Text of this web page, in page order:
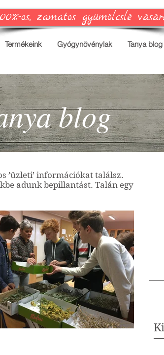
os, zamatos gyümölcslé
Termékeink Gyógynövénylak Tanya blog
blog
’üzleti’ információkat találsz.
adunk bepillantást. Talán egy